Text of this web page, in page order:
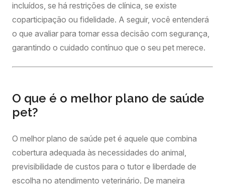
incluídos, se há restrições de clínica, se existe
coparticipação ou fidelidade. A seguir, você entenderá
o que avaliar para tomar essa decisão com segurança,
garantindo o cuidado contínuo que o seu pet merece.
O que é o melhor plano de saúde
pet?
O melhor plano de saúde pet é aquele que combina
cobertura adequada às necessidades do animal,
previsibilidade de custos para o tutor e liberdade de
escolha no atendimento veterinário. De maneira